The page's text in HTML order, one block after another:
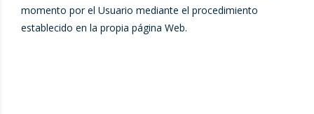
momento por el Usuario mediante el procedimiento
establecido en la propia página Web.